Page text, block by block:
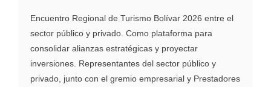
Encuentro Regional de Turismo Bolívar 2026 entre el
sector público y privado. Como plataforma para
consolidar alianzas estratégicas y proyectar
inversiones. Representantes del sector público y
privado, junto con el gremio empresarial y Prestadores